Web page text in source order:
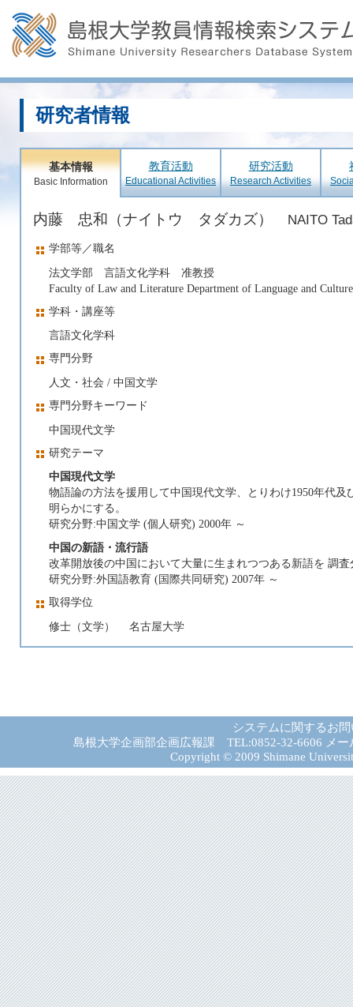
研究者情報
基本情報
Basic Information
教育活動
Educational Activities
研究活動
Research Activities
内藤 忠和（ナイトウ タダカズ） NAITO
学部等／職名
法文学部 言語文化学科 准教授
Faculty of Law and Literature Department of Language and Culture
学科・講座等
言語文化学科
専門分野
人文・社会 / 中国文学
専門分野キーワード
中国現代文学
研究テーマ
中国現代文学
物語論の方法を援用して中国現代文学、とりわけ1950年代
明らかにする。
研究分野:中国文学 (個人研究) 2000年 ～
中国の新語・流行語
改革開放後の中国において大量に生まれつつある新語を 調査
研究分野:外国語教育 (国際共同研究) 2007年 ～
取得学位
修士（文学） 名古屋大学
システムに関するお
島根大学企画部企画広報課 TEL:0852-32-6606 メー
Copyright © 2009 Shimane